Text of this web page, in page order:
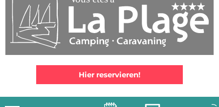
Hier reservieren!